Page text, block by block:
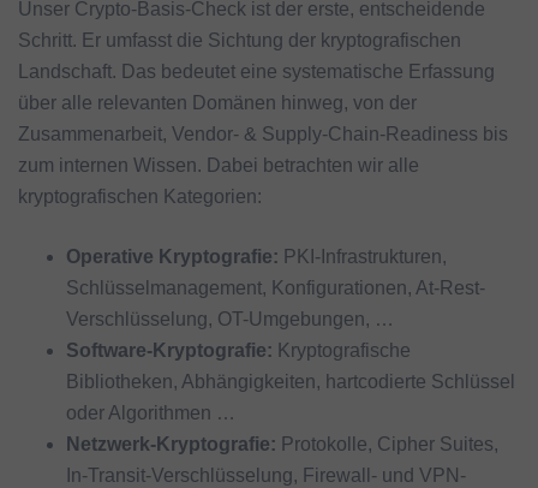
Unser Crypto-Basis-Check ist der erste, entscheidende
Schritt. Er umfasst die Sichtung der kryptografischen
Landschaft. Das bedeutet eine systematische Erfassung
über alle relevanten Domänen hinweg, von der
Zusammenarbeit, Vendor- & Supply-Chain-Readiness bis
zum internen Wissen. Dabei betrachten wir alle
kryptografischen Kategorien:
Operative Kryptografie: PKI-Infrastrukturen,
Schlüsselmanagement, Konfigurationen, At-Rest-
Verschlüsselung, OT-Umgebungen, …
Software-Kryptografie: Kryptografische
Bibliotheken, Abhängigkeiten, hartcodierte Schlüssel
oder Algorithmen …
Netzwerk-Kryptografie: Protokolle, Cipher Suites,
In-Transit-Verschlüsselung, Firewall- und VPN-